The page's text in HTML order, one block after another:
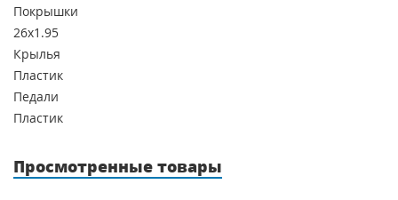
Покрышки
26x1.95
Крылья
Пластик
Педали
Пластик
Просмотренные товары